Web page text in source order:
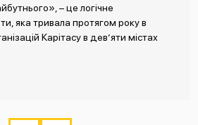
– це логічне
яка тривала протягом року в
Карітасу в дев’яти містах